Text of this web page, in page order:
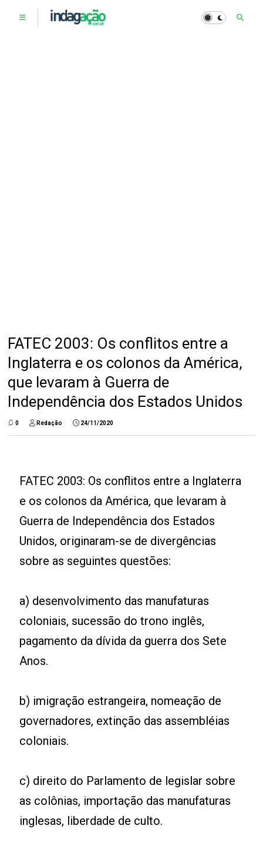
FATEC 2003: Os conflitos entre a
Inglaterra e os colonos da América,
que levaram à Guerra de
Independência dos Estados Unidos
0 Redação 24/11/2020
FATEC 2003: Os conflitos entre a Inglaterra
e os colonos da América, que levaram à
Guerra de Independência dos Estados
Unidos, originaram-se de divergências
sobre as seguintes questões:
a) desenvolvimento das manufaturas
coloniais, sucessão do trono inglês,
pagamento da dívida da guerra dos Sete
Anos.
b) imigração estrangeira, nomeação de
governadores, extinção das assembléias
coloniais.
c) direito do Parlamento de legislar sobre
as colônias, importação das manufaturas
inglesas, liberdade de culto.